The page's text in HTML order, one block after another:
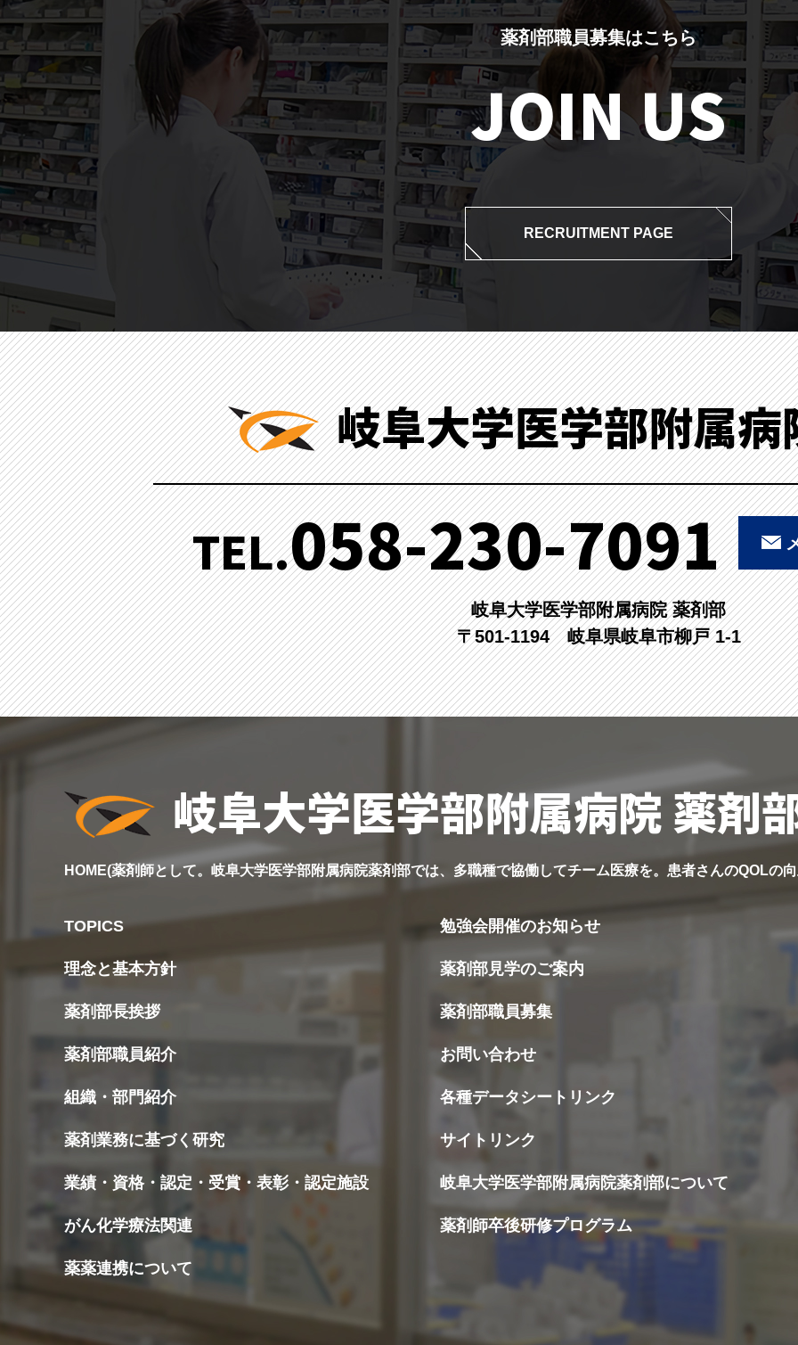
薬剤部職員募集はこちら
JOIN US
RECRUITMENT PAGE
岐阜大学医学部附属病
TEL.058-230-7091
岐阜大学医学部附属病院 薬剤部
〒501-1194 岐阜県岐阜市柳戸 1-1
岐阜大学医学部附属病院 薬剤
HOME(薬剤師として。岐阜大学医学部附属病院薬剤部では、多職種で協働してチーム医療を。患者さんのQOLの
TOPICS
理念と基本方針
薬剤部長挨拶
薬剤部職員紹介
組織・部門紹介
薬剤業務に基づく研究
業績・資格・認定・受賞・表彰・認定施設
がん化学療法関連
薬薬連携について
勉強会開催のお知らせ
薬剤部見学のご案内
薬剤部職員募集
お問い合わせ
各種データシートリンク
サイトリンク
岐阜大学医学部附属病院薬剤部について
薬剤師卒後研修プログラム